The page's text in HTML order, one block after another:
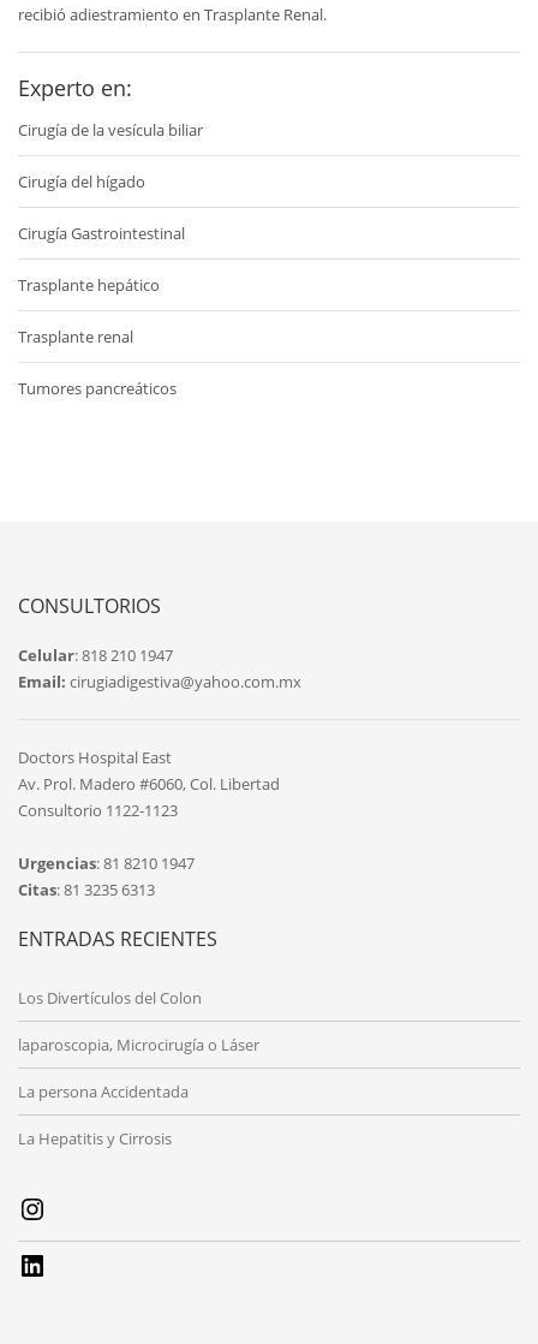
recibió adiestramiento en Trasplante Renal.
Experto en:
Cirugía de la vesícula biliar
Cirugía del hígado
Cirugía Gastrointestinal
Trasplante hepático
Trasplante renal
Tumores pancreáticos
CONSULTORIOS
Celular: 818 210 1947
Email: cirugiadigestiva@yahoo.com.mx
Doctors Hospital East
Av. Prol. Madero #6060, Col. Libertad
Consultorio 1122-1123
Urgencias: 81 8210 1947
Citas: 81 3235 6313
ENTRADAS RECIENTES
Los Divertículos del Colon
laparoscopia, Microcirugía o Láser
La persona Accidentada
La Hepatitis y Cirrosis